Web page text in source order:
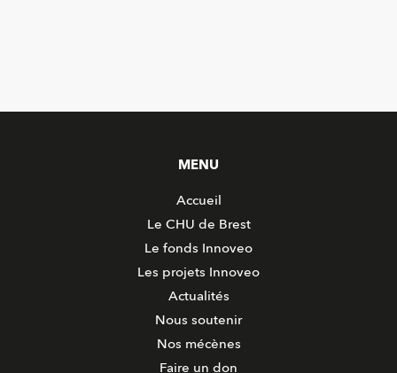
MENU
Accueil
Le CHU de Brest
Le fonds Innoveo
Les projets Innoveo
Actualités
Nous soutenir
Nos mécènes
Faire un don